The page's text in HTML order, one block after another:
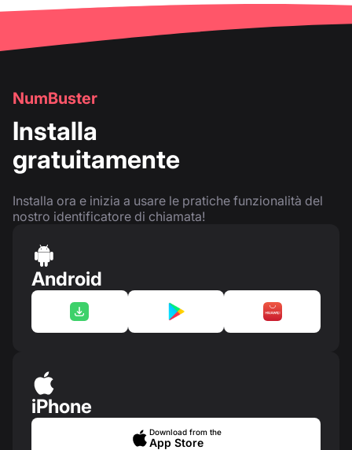
NumBuster
Installa
gratuitamente
Installa ora e inizia a usare le pratiche funzionalità del
nostro identificatore di chiamata!
Android
iPhone
Download from the
App Store